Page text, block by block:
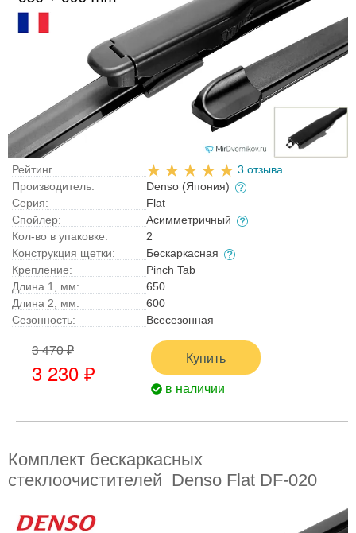
Рейтинг
3 отзыва
Производитель:
Denso (Япония)
Серия:
Flat
Спойлер:
Асимметричный
Кол-во в упаковке:
2
Конструкция щетки:
Бескаркасная
Крепление:
Pinch Tab
Длина 1, мм:
650
Длина 2, мм:
600
Сезонность:
Всесезонная
3 470 ₽
3 230 ₽
Купить
в наличии
Комплект бескаркасных
стеклоочистителей Denso Flat DF-020